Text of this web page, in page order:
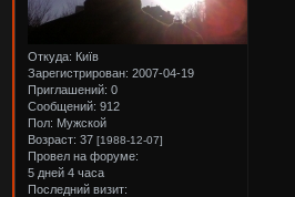
Откуда: Київ
Зарегистрирован: 2007-04-19
Приглашений: 0
Сообщений: 912
Пол: Мужской
Возраст: 37[1988-12-07]
Провел на форуме:
5 дней 4 часа
Последний визит: